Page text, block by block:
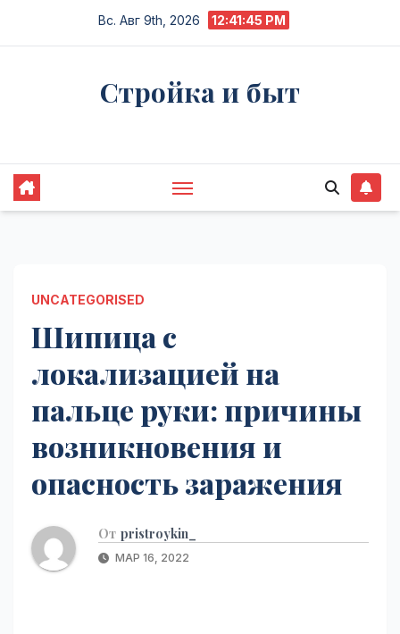
Вс. Авг 9th, 2026 12:41:46 PM
Стройка и быт
UNCATEGORISED
Шипица с
локализацией на
пальце руки: причины
возникновения и
опасность заражения
От pristroykin_
МАР 16, 2022